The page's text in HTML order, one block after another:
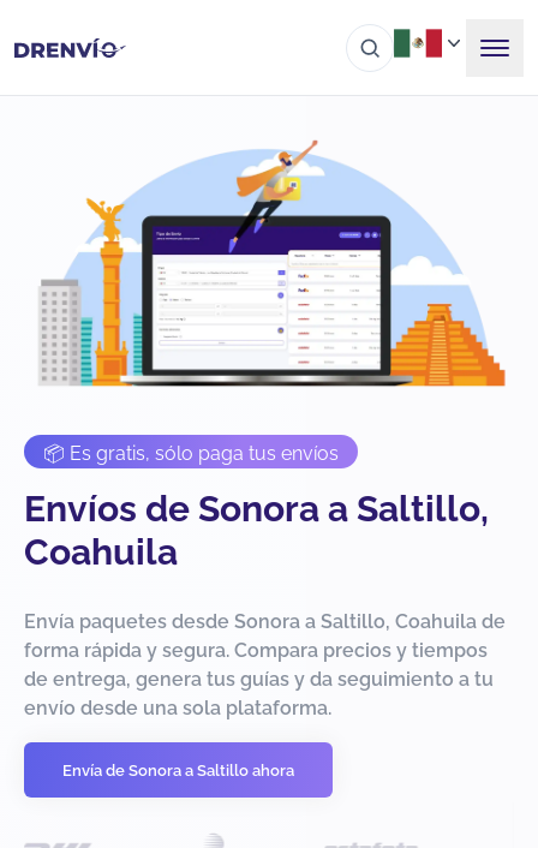
📦 Es gratis, sólo paga tus envíos
Envíos de Sonora a Saltillo,
Coahuila
Envía paquetes desde Sonora a Saltillo, Coahuila de
forma rápida y segura. Compara precios y tiempos
de entrega, genera tus guías y da seguimiento a tu
envío desde una sola plataforma.
Envía de Sonora a Saltillo ahora